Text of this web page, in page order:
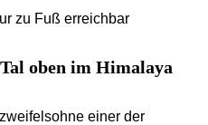
zu Fuß erreichbar
oben im Himalaya
einer der